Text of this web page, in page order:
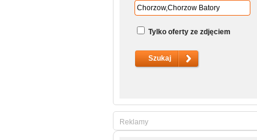
Tylko oferty ze zdjęciem
Reklamy